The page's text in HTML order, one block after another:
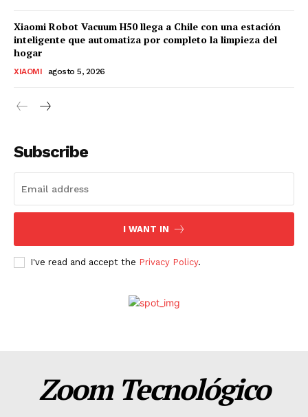
Xiaomi Robot Vacuum H50 llega a Chile con una estación
inteligente que automatiza por completo la limpieza del
hogar
XIAOMI agosto 5, 2026
Subscribe
I WANT IN
I've read and accept the Privacy Policy.
Zoom Tecnológico